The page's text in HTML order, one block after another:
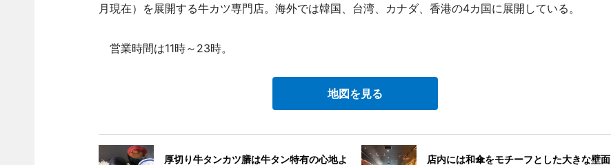
月現在）を展開する牛カツ専門店。海外では韓国、台湾、カナダ、香港の4カ国に展開している。
営業時間は11時～23時。
地図を見る
厚切り牛タンカツ膳は牛タン特有の心地よ
店内には和傘をモチーフとした大きな壁面